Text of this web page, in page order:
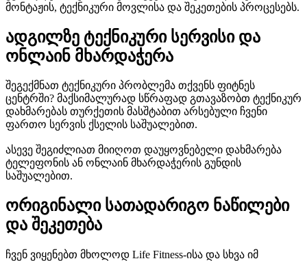
მონტაჟის, ტექნიკური მოვლისა და შეკეთების პროცესებს.
ადგილზე ტექნიკური სერვისი და
ონლაინ მხარდაჭერა
შეგექმნათ ტექნიკური პრობლემა თქვენს ფიტნეს
ცენტრში? მაქსიმალურად სწრაფად გთავაზობთ ტექნიკურ
დახმარებას თურქეთის მასშტაბით არსებული ჩვენი
ფართო სერვის ქსელის საშუალებით.
ასევე შეგიძლიათ მიიღოთ დაუყოვნებელი დახმარება
ტელეფონის ან ონლაინ მხარდაჭერის გუნდის
საშუალებით.
ორიგინალი სათადარიგო ნაწილები
და შეკეთება
ჩვენ ვიყენებთ მხოლოდ Life Fitness-ისა და სხვა იმ